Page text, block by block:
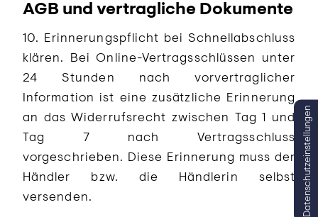
AGB und vertragliche Dokumente
10. Erinnerungspflicht bei Schnellabschluss
klären. Bei Online-Vertragsschlüssen unter
24 Stunden nach vorvertraglicher
Information ist eine zusätzliche Erinnerung
an das Widerrufsrecht zwischen Tag 1 und
Tag 7 nach Vertragsschluss
vorgeschrieben. Diese Erinnerung muss der
Händler bzw. die Händlerin selbst
versenden.
Datenschutzeinstellungen